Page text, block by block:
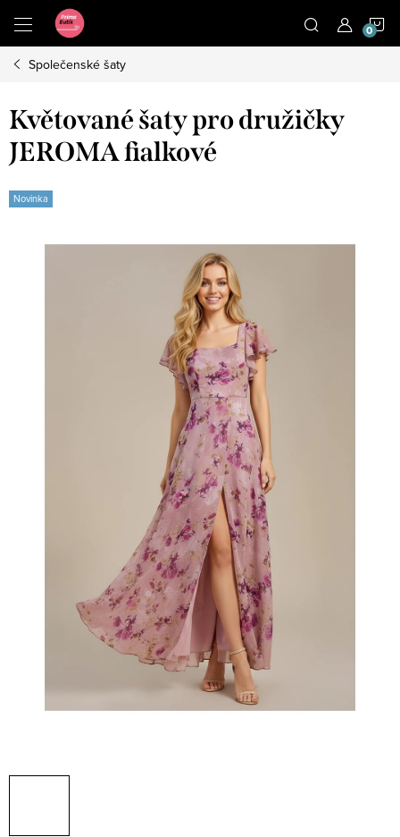
obsah
Společenské šaty
Květované šaty pro družičky
JEROMA fialkové
Novinka